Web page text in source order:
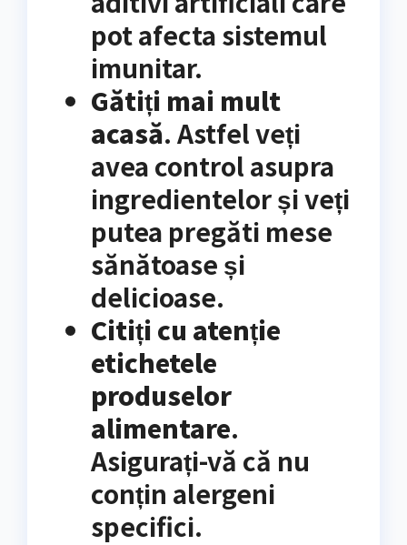
pot afecta sistemul
imunitar.
Gătiți mai mult
acasă. Astfel veți
avea control asupra
ingredientelor și veți
putea pregăti mese
sănătoase și
delicioase.
Citiți cu atenție
etichetele
produselor
alimentare.
Asigurați-vă că nu
conțin alergeni
specifici.